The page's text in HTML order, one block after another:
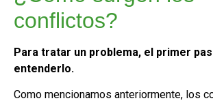
conflictos?
Para tratar un problema, el primer
entenderlo.
Como mencionamos anteriormente, los